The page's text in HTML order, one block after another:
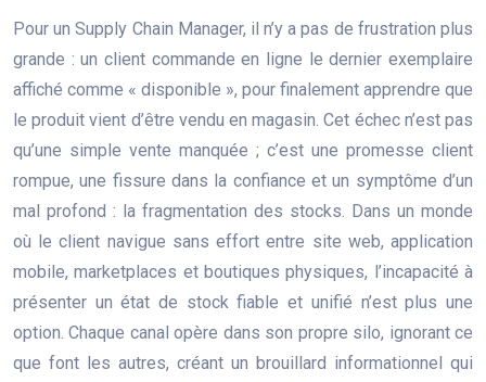
Pour un Supply Chain Manager, il n’y a pas de frustration plus
grande : un client commande en ligne le dernier exemplaire
affiché comme « disponible », pour finalement apprendre que
le produit vient d’être vendu en magasin. Cet échec n’est pas
qu’une simple vente manquée ; c’est une promesse client
rompue, une fissure dans la confiance et un symptôme d’un
mal profond : la fragmentation des stocks. Dans un monde
où le client navigue sans effort entre site web, application
mobile, marketplaces et boutiques physiques, l’incapacité à
présenter un état de stock fiable et unifié n’est plus une
option. Chaque canal opère dans son propre silo, ignorant ce
que font les autres, créant un brouillard informationnel qui